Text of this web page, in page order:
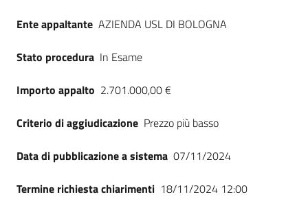
su
Ente appaltante AZIENDA USL DI BOLOGNA
Stato procedura In Esame
Importo appalto 2.701.000,00 €
Criterio di aggiudicazione Prezzo più basso
Data di pubblicazione a sistema 07/11/2024
Termine richiesta chiarimenti 18/11/2024 12:00